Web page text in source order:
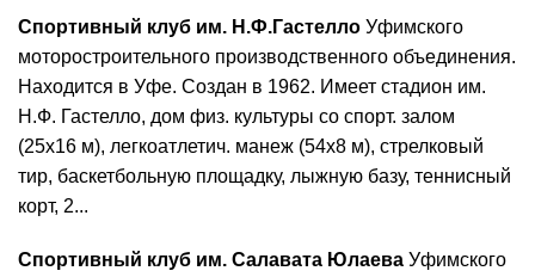
Спортивный клуб им. Н.Ф.Гастелло Уфимского
моторостроительного производственного объединения.
Находится в Уфе. Создан в 1962. Имеет стадион им.
Н.Ф. Гастелло, дом физ. культуры со спорт. залом
(25x16 м), легкоатлетич. манеж (54x8 м), стрелковый
тир, баскетбольную площадку, лыжную базу, теннисный
корт, 2...
Спортивный клуб им. Салавата Юлаева Уфимского